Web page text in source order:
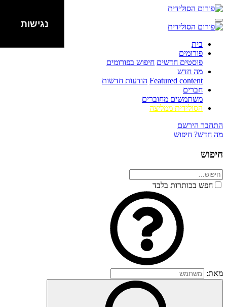
בית
פורומים
פוסטים חדשים חיפוש בפורומים
מה חדש
Featured content הודעות חדשות
חברים
משתמשים מחוברים
הסולידית ממליצה
התחבר הירשם
מה חדש? חיפוש
חיפוש
חפש בכותרות בלבד
מאת:
נגישות